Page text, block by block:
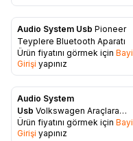
Favorilere Ekle
Audio System Usb Pioneer
Teyplere Bluetooth Aparatı
Ürün fiyatını görmek için Bayi
Girişi yapınız
Favorilere Ekle
Audio System
Usb Volkswagen Araçlara
Uyumlu Bluetooth-Usb-Aux-
SD Kart Aparatı
Ürün fiyatını görmek için Bayi
Girişi yapınız